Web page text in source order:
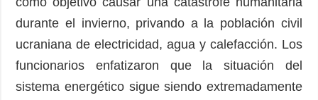
durante el invierno, privando a la población civil
ucraniana de electricidad, agua y calefacción. Los
funcionarios enfatizaron que la situación del
sistema energético sigue siendo extremadamente